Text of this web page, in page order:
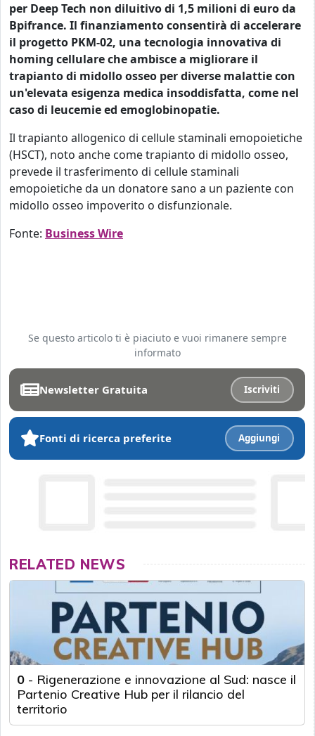
per Deep Tech non diluitivo di 1,5 milioni di euro da
Bpifrance. Il finanziamento consentirà di accelerare
il progetto PKM-02, una tecnologia innovativa di
homing cellulare che ambisce a migliorare il
trapianto di midollo osseo per diverse malattie con
un'elevata esigenza medica insoddisfatta, come nel
caso di leucemie ed emoglobinopatie.
Il trapianto allogenico di cellule staminali emopoietiche
(HSCT), noto anche come trapianto di midollo osseo,
prevede il trasferimento di cellule staminali
emopoietiche da un donatore sano a un paziente con
midollo osseo impoverito o disfunzionale.
Fonte: Business Wire
Se questo articolo ti è piaciuto e vuoi rimanere sempre
informato
Newsletter Gratuita Iscriviti
Fonti di ricerca preferite Aggiungi
RELATED NEWS
0 - Rigenerazione e innovazione al Sud: nasce il
Partenio Creative Hub per il rilancio del
territorio